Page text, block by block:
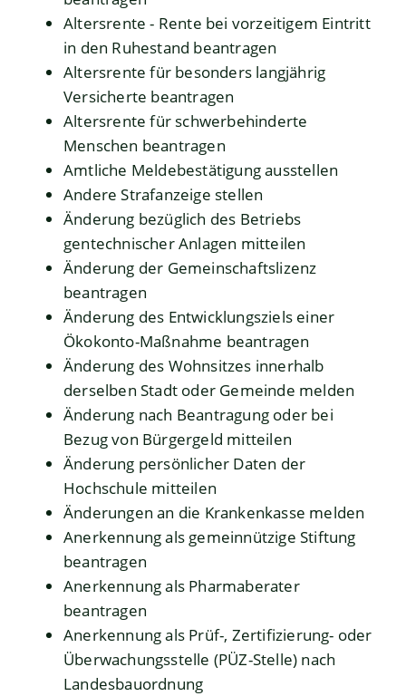
Altersrente - Rente bei vorzeitigem Eintritt
in den Ruhestand beantragen
Altersrente für besonders langjährig
Versicherte beantragen
Altersrente für schwerbehinderte
Menschen beantragen
Amtliche Meldebestätigung ausstellen
Andere Strafanzeige stellen
Änderung bezüglich des Betriebs
gentechnischer Anlagen mitteilen
Änderung der Gemeinschaftslizenz
beantragen
Änderung des Entwicklungsziels einer
Ökokonto-Maßnahme beantragen
Änderung des Wohnsitzes innerhalb
derselben Stadt oder Gemeinde melden
Änderung nach Beantragung oder bei
Bezug von Bürgergeld mitteilen
Änderung persönlicher Daten der
Hochschule mitteilen
Änderungen an die Krankenkasse melden
Anerkennung als gemeinnützige Stiftung
beantragen
Anerkennung als Pharmaberater
beantragen
Anerkennung als Prüf-, Zertifizierung- oder
Überwachungsstelle (PÜZ-Stelle) nach
Landesbauordnung